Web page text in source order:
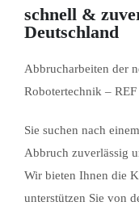
schnell &
Deutschland
Abbrucharbeiten der
Robotertechnik –
Sie suchen nach
Abbruch zuverlässig
Wir bieten Ihnen die
unterstützen Sie von